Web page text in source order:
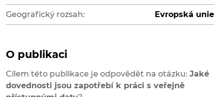
Geografický rozsah: Evropská unie
O publikaci
Cílem této publikace je odpovědět na otázku: Jaké
dovednosti jsou zapotřebí k práci s veřejně